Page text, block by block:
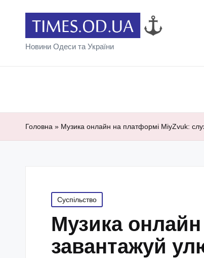
Новини Одеси та України
Головна » Музика онлайн на платформі MiyZvuk:
Posted
in
Суспільство
Музика
завантажуй